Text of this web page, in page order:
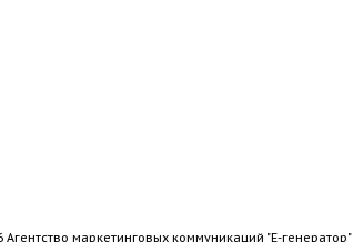
Агентство маркетинговых коммуникаций "Е-генератор"